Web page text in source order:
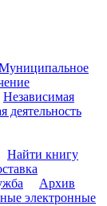
Независимая
деятельность
Найти книгу
Архив
электронные